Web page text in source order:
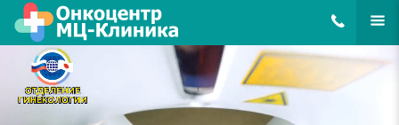
8(495)648-
ЕЩЁ